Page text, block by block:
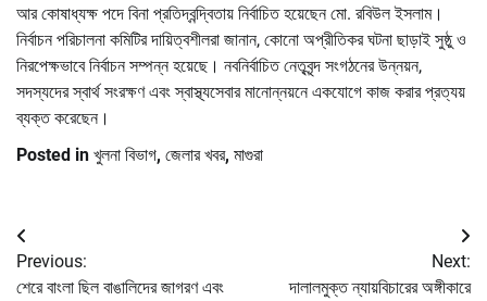
আর কোষাধ্যক্ষ পদে বিনা প্রতিদ্বন্দ্বিতায় নির্বাচিত হয়েছেন মো. রবিউল ইসলাম।
নির্বাচন পরিচালনা কমিটির দায়িত্বশীলরা জানান, কোনো অপ্রীতিকর ঘটনা ছাড়াই সুষ্ঠু ও
নিরপেক্ষভাবে নির্বাচন সম্পন্ন হয়েছে। নবনির্বাচিত নেতৃবৃন্দ সংগঠনের উন্নয়ন,
সদস্যদের স্বার্থ সংরক্ষণ এবং স্বাস্থ্যসেবার মানোন্নয়নে একযোগে কাজ করার প্রত্যয়
ব্যক্ত করেছেন।
Posted in খুলনা বিভাগ, জেলার খবর, মাগুরা
Post
navigation
Previous:
শেরে বাংলা ছিল বাঙালিদের জাগরণ এবং
Next:
দালালমুক্ত ন্যায়বিচারের অঙ্গীকারে